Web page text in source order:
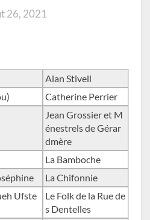
26, 2021
Alan Stivell
Catherine Perrier
Jean Grossier et M
énestrels de Gérar
dmère
La Bamboche
La Chifonnie
Ufste
Le Folk de la Rue de
s Dentelles